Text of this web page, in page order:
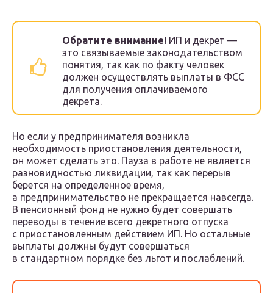
Обратите внимание! ИП и декрет —
это связываемые законодательством
понятия, так как по факту человек
должен осуществлять выплаты в ФСС
для получения оплачиваемого
декрета.
Но если у предпринимателя возникла
необходимость приостановления деятельности,
он может сделать это. Пауза в работе не является
разновидностью ликвидации, так как перерыв
берется на определенное время,
а предпринимательство не прекращается навсегда.
В пенсионный фонд не нужно будет совершать
переводы в течение всего декретного отпуска
с приостановленным действием ИП. Но остальные
выплаты должны будут совершаться
в стандартном порядке без льгот и послаблений.